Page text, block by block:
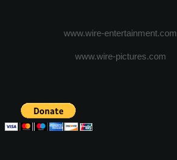
www.wire-entertainment.com
www.wire-pictures.com